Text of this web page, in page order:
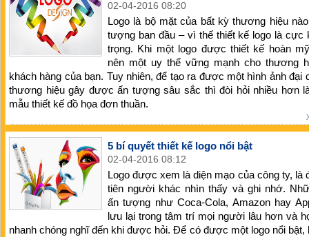
02-04-2016 08:20
Logo là bộ mặt của bất kỳ thương hiệu
tượng ban đầu – vì thế thiết kế logo là cực
trọng. Khi một logo được thiết kế hoàn
nên một uy thế vững mạnh cho thương
khách hàng của bạn. Tuy nhiên, để tạo ra được một hình ảnh đại
thương hiệu gây được ấn tượng sâu sắc thì đòi hỏi nhiều hơn
mẫu thiết kế đồ họa đơn thuần.
5 bí quyết thiết kế logo nổi bật
02-04-2016 08:12
Logo được xem là diện mạo của công ty, là
tiên người khác nhìn thấy và ghi nhớ.
ấn tượng như Coca-Cola, Amazon hay
lưu lại trong tâm trí mọi người lâu hơn và
nhanh chóng nghĩ đến khi được hỏi. Để có được một logo nổi bật,